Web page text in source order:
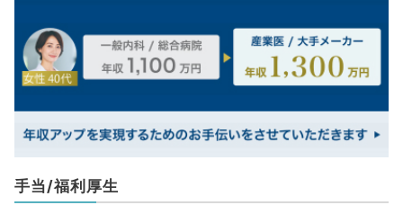
手当/福利厚生